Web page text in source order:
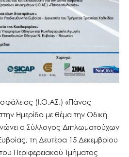
(Ι.Ο.ΑΣ.) «Πάνος
Ημερίδα με θέμα την Οδική
ο Σύλλογος Διπλωματούχων
τη Δευτέρα 15 Δεκεμβρίου
Περιφερειακού Τμήματος